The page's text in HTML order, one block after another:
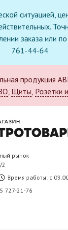
ситуацией,
заказа или
761-44-64
продукция
, Щиты, Розетки
рынок
2
Время работы: с
727-21-76